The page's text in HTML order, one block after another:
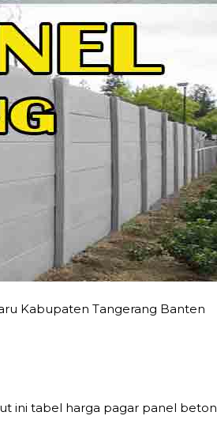
Kabupaten Tangerang Banten
ini tabel harga pagar panel beton